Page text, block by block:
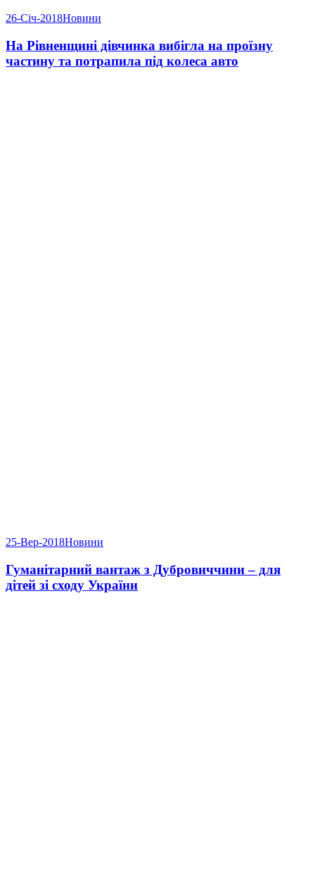
26-Січ-2018Новини
На Рівненщині дівчинка вибігла на проїзну
частину та потрапила під колеса авто
25-Вер-2018Новини
Гуманітарний вантаж з Дубровиччини – для
дітей зі сходу України